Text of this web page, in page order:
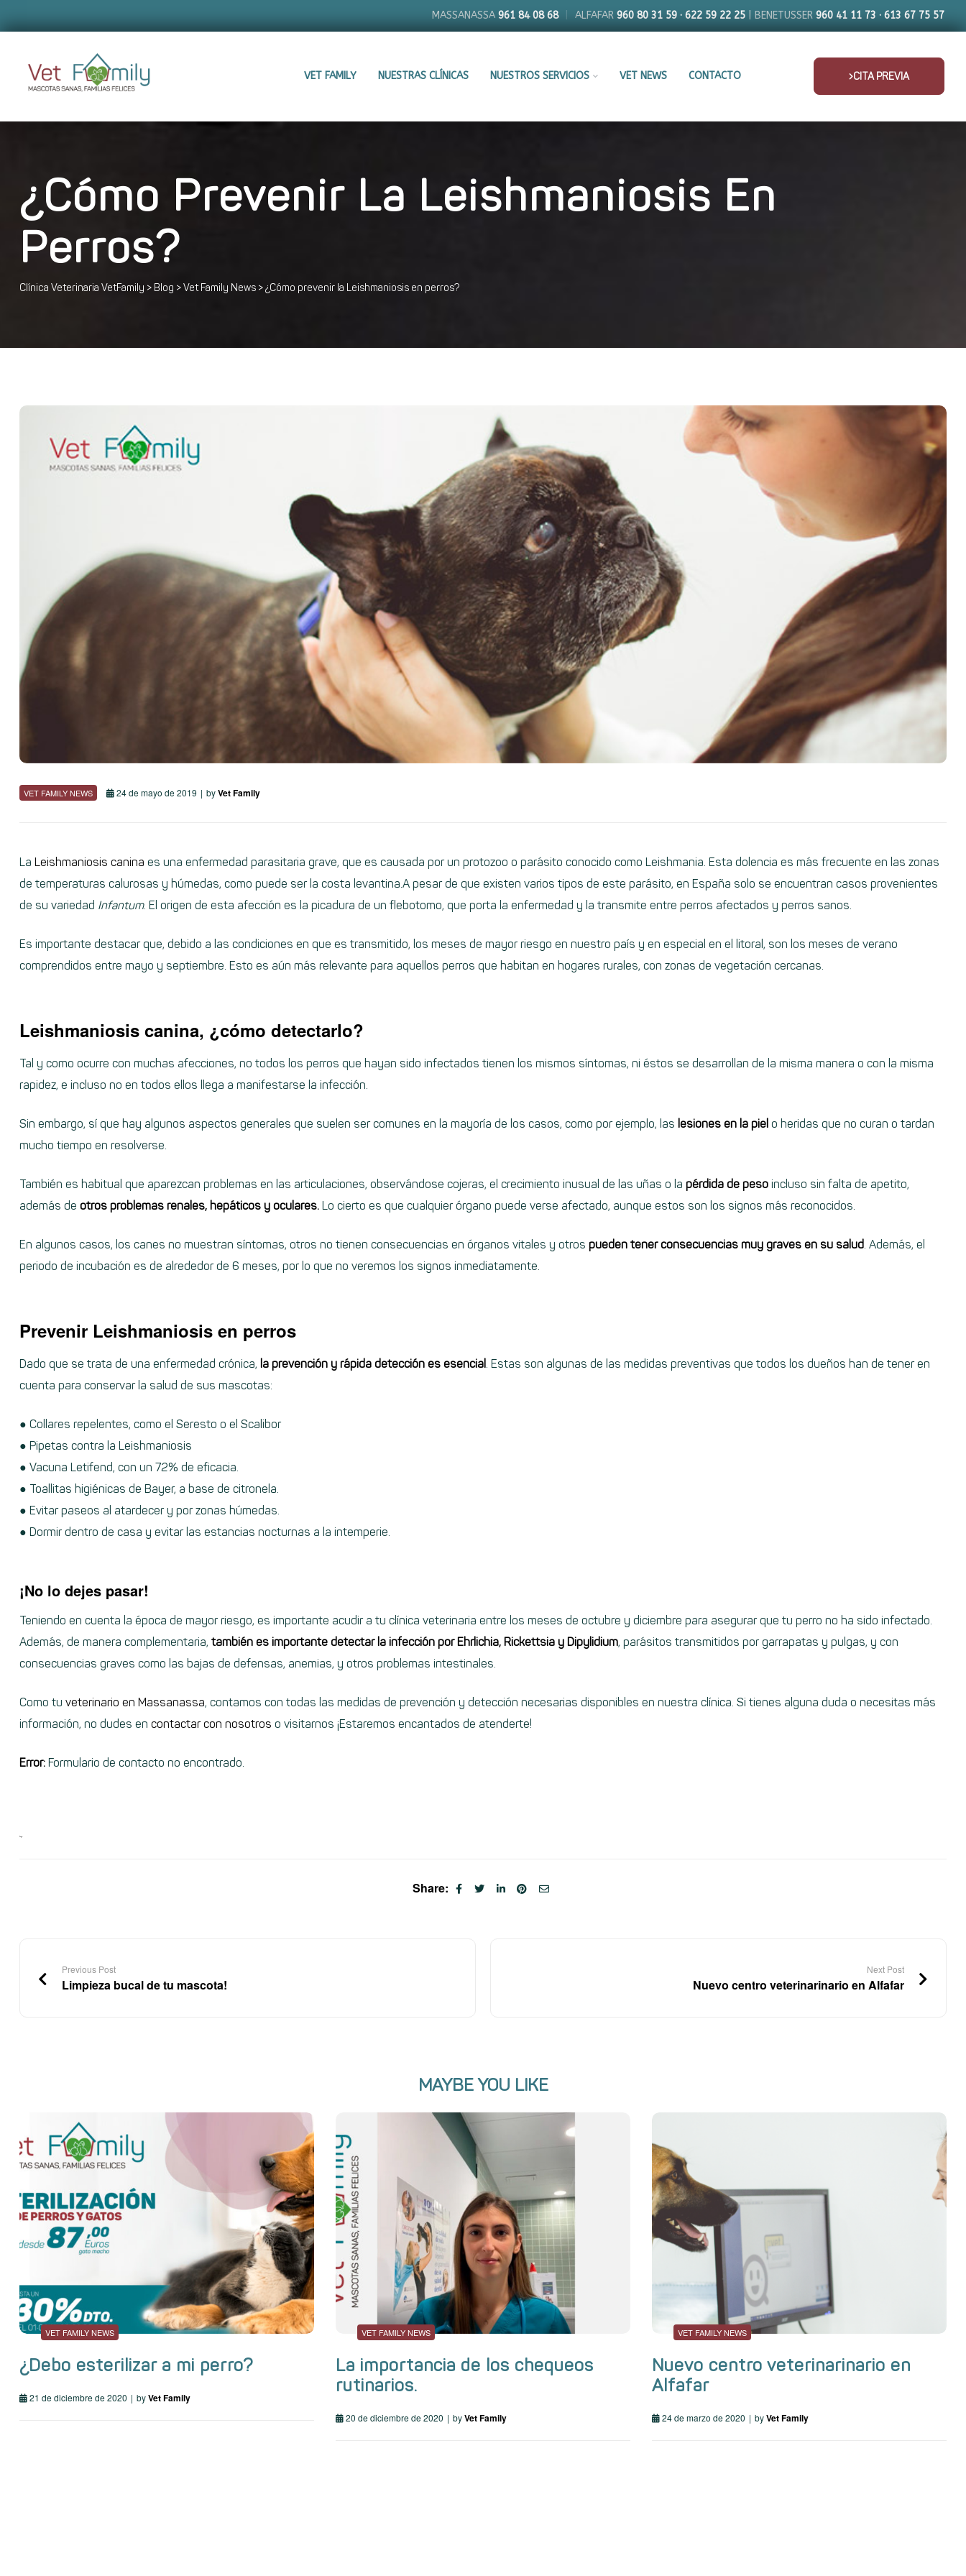
MASSANASSA 961 84 08 68 ALFAFAR 960 80 31 59 · 622 59 22 25 | BENETUSSER 960 41 11 73 · 613 67 75 57
VET FAMILY NUESTRAS CLÍNICAS NUESTROS SERVICIOS VET NEWS CONTACTO CITA PREVIA
¿Cómo Prevenir La Leishmaniosis En
Perros?
Clínica Veterinaria VetFamily > Blog >Vet Family News >¿Cómo prevenir la Leishmaniosis en perros?
VET FAMILY NEWS 24 de mayo de 2019 byVet Family
La Leishmaniosis canina es una enfermedad parasitaria grave, que es causada por un protozoo o parásito conocido como Leishmania. Esta dolencia es más frecuente en las zonas
de temperaturas calurosas y húmedas, como puede ser la costa levantina.A pesar de que existen varios tipos de este parásito, en España solo se encuentran casos provenientes
de su variedad Infantum. El origen de esta afección es la picadura de un flebotomo, que porta la enfermedad y la transmite entre perros afectados y perros sanos.
Es importante destacar que, debido a las condiciones en que es transmitido, los meses de mayor riesgo en nuestro país y en especial en el litoral, son los meses de verano
comprendidos entre mayo y septiembre. Esto es aún más relevante para aquellos perros que habitan en hogares rurales, con zonas de vegetación cercanas.
Leishmaniosis canina, ¿cómo detectarlo?
Tal y como ocurre con muchas afecciones, no todos los perros que hayan sido infectados tienen los mismos síntomas, ni éstos se desarrollan de la misma manera o con la misma
rapidez, e incluso no en todos ellos llega a manifestarse la infección.
Sin embargo, sí que hay algunos aspectos generales que suelen ser comunes en la mayoría de los casos, como por ejemplo, las lesiones en la piel o heridas que no curan o tardan
mucho tiempo en resolverse.
También es habitual que aparezcan problemas en las articulaciones, observándose cojeras, el crecimiento inusual de las uñas o la pérdida de peso incluso sin falta de apetito,
además de otros problemas renales, hepáticos y oculares. Lo cierto es que cualquier órgano puede verse afectado, aunque estos son los signos más reconocidos.
En algunos casos, los canes no muestran síntomas, otros no tienen consecuencias en órganos vitales y otros pueden tener consecuencias muy graves en su salud. Además, el
periodo de incubación es de alrededor de 6 meses, por lo que no veremos los signos inmediatamente.
Prevenir Leishmaniosis en perros
Dado que se trata de una enfermedad crónica, la prevención y rápida detección es esencial. Estas son algunas de las medidas preventivas que todos los dueños han de tener en
cuenta para conservar la salud de sus mascotas:
● Collares repelentes, como el Seresto o el Scalibor
● Pipetas contra la Leishmaniosis
● Vacuna Letifend, con un 72% de eficacia.
● Toallitas higiénicas de Bayer, a base de citronela.
● Evitar paseos al atardecer y por zonas húmedas.
● Dormir dentro de casa y evitar las estancias nocturnas a la intemperie.
¡No lo dejes pasar!
Teniendo en cuenta la época de mayor riesgo, es importante acudir a tu clínica veterinaria entre los meses de octubre y diciembre para asegurar que tu perro no ha sido infectado.
Además, de manera complementaria, también es importante detectar la infección por Ehrlichia, Rickettsia y Dipylidium, parásitos transmitidos por garrapatas y pulgas, y con
consecuencias graves como las bajas de defensas, anemias, y otros problemas intestinales.
Como tu veterinario en Massanassa, contamos con todas las medidas de prevención y detección necesarias disponibles en nuestra clínica. Si tienes alguna duda o necesitas más
información, no dudes en contactar con nosotros o visitarnos ¡Estaremos encantados de atenderte!
Error: Formulario de contacto no encontrado.
Share:
Previous Post
Limpieza bucal de tu mascota!
Next Post
Nuevo centro veterinarinario en Alfafar
MAYBE YOU LIKE
VET FAMILY NEWS
¿Debo esterilizar a mi perro?
21 de diciembre de 2020 byVet Family
VET FAMILY NEWS
La importancia de los chequeos
rutinarios.
20 de diciembre de 2020 byVet Family
VET FAMILY NEWS
Nuevo centro veterinarinario en
Alfafar
24 de marzo de 2020 byVet Family